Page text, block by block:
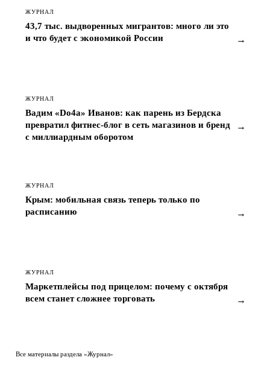
ЖУРНАЛ
43,7 тыс. выдворенных мигрантов: много ли это
и что будет с экономикой России
→
ЖУРНАЛ
Вадим «Do4a» Иванов: как парень из Бердска
превратил фитнес-блог в сеть магазинов и бренд
с миллиардным оборотом
→
ЖУРНАЛ
Крым: мобильная связь теперь только по
расписанию
→
ЖУРНАЛ
Маркетплейсы под прицелом: почему с октября
всем станет сложнее торговать
→
Все материалы раздела «Журнал»